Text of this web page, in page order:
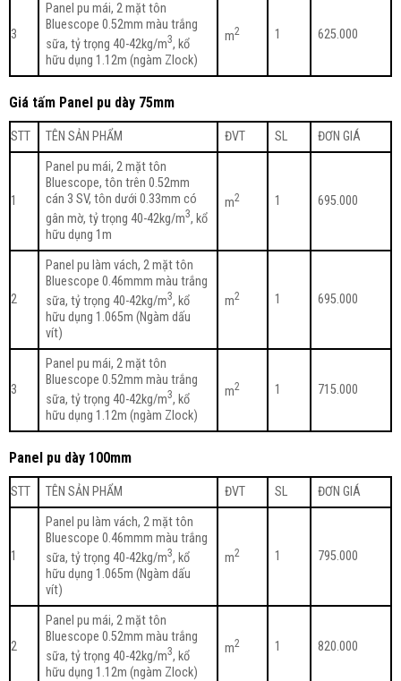
3
Panel pu mái, 2 mặt tôn
Bluescope 0.52mm màu trắng
sữa, tỷ trọng 40-42kg/m3, kổ
hữu dụng 1.12m (ngàm Zlock)
m2 1 625.000
Giá tấm Panel pu dày 75mm
STT TÊN SẢN PHẨM ĐVT SL ĐƠN GIÁ
1
Panel pu mái, 2 mặt tôn
Bluescope, tôn trên 0.52mm
cán 3 SV, tôn dưới 0.33mm có
gân mờ, tỷ trọng 40-42kg/m3, kổ
hữu dụng 1m
m2 1 695.000
2
Panel pu làm vách, 2 mặt tôn
Bluescope 0.46mmm màu trắng
sữa, tỷ trọng 40-42kg/m3, kổ
hữu dụng 1.065m (Ngàm dấu
vít)
m2 1 695.000
3
Panel pu mái, 2 mặt tôn
Bluescope 0.52mm màu trắng
sữa, tỷ trọng 40-42kg/m3, kổ
hữu dụng 1.12m (ngàm Zlock)
m2 1 715.000
Panel pu dày 100mm
STT TÊN SẢN PHẨM ĐVT SL ĐƠN GIÁ
1
Panel pu làm vách, 2 mặt tôn
Bluescope 0.46mmm màu trắng
sữa, tỷ trọng 40-42kg/m3, kổ
hữu dụng 1.065m (Ngàm dấu
vít)
m2 1 795.000
2
Panel pu mái, 2 mặt tôn
Bluescope 0.52mm màu trắng
sữa, tỷ trọng 40-42kg/m3, kổ
hữu dụng 1.12m (ngàm Zlock)
m2 1 820.000